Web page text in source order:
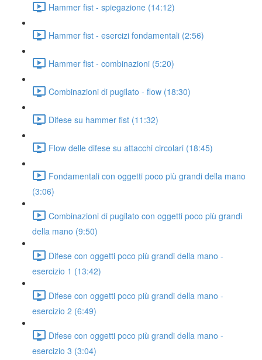
Hammer fist - spiegazione (14:12)
Hammer fist - esercizi fondamentali (2:56)
Hammer fist - combinazioni (5:20)
Combinazioni di pugilato - flow (18:30)
Difese su hammer fist (11:32)
Flow delle difese su attacchi circolari (18:45)
Fondamentali con oggetti poco più grandi della mano
(3:06)
Combinazioni di pugilato con oggetti poco più grandi
della mano (9:50)
Difese con oggetti poco più grandi della mano -
esercizio 1 (13:42)
Difese con oggetti poco più grandi della mano -
esercizio 2 (6:49)
Difese con oggetti poco più grandi della mano -
esercizio 3 (3:04)